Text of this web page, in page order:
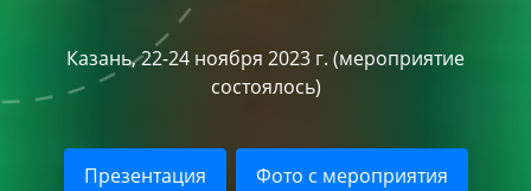
Казань, 22-24 ноября 2023 г. (мероприятие
состоялось)
Презентация Фото с мероприятия